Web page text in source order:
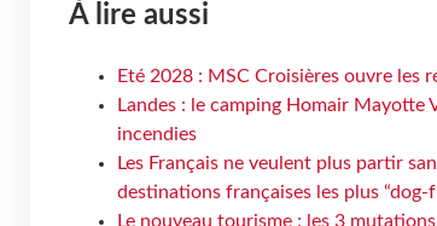
À lire aussi
Eté 2028 : MSC Croisières ouvre les
Landes : le camping Homair Mayotte
incendies
Les Français ne veulent plus partir
destinations françaises les plus “dog-
Le nouveau tourisme : les 3